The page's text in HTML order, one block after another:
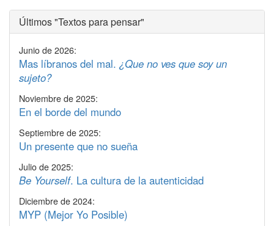
Últimos "Textos para pensar"
Junio de 2026:
Mas líbranos del mal. ¿Que no ves que soy un
sujeto?
Noviembre de 2025:
En el borde del mundo
Septiembre de 2025:
Un presente que no sueña
Julio de 2025:
Be Yourself. La cultura de la autenticidad
Diciembre de 2024:
MYP (Mejor Yo Posible)